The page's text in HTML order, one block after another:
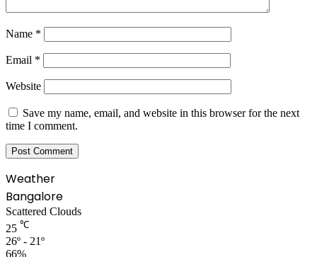
Name *
Email *
Website
Save my name, email, and website in this browser for the next
time I comment.
Weather
Bangalore
Scattered Clouds
25 ℃
26º - 21º
66%